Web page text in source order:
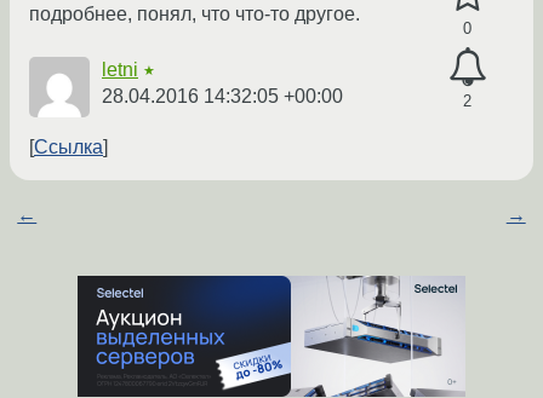
0
2
подробнее, понял, что что-то другое.
letni ★
28.04.2016 14:32:05 +00:00
Ссылка
← →